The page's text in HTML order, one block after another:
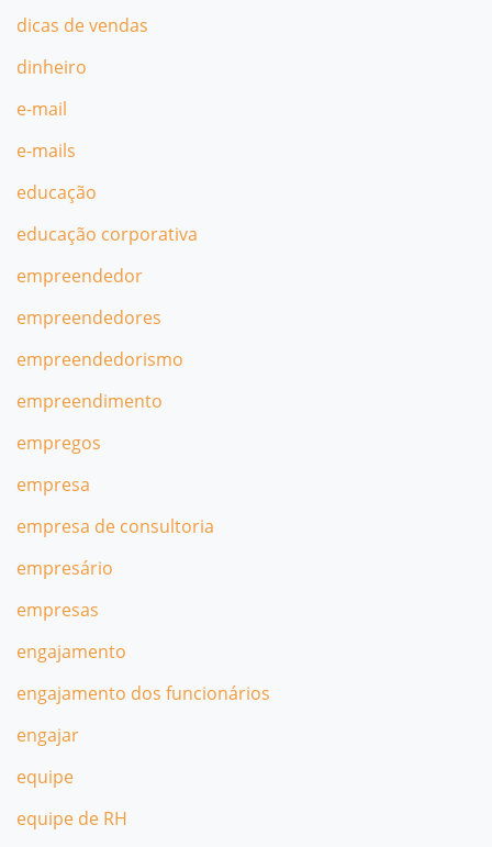
dicas de vendas
dinheiro
e-mail
e-mails
educação
educação corporativa
empreendedor
empreendedores
empreendedorismo
empreendimento
empregos
empresa
empresa de consultoria
empresário
empresas
engajamento
engajamento dos funcionários
engajar
equipe
equipe de RH